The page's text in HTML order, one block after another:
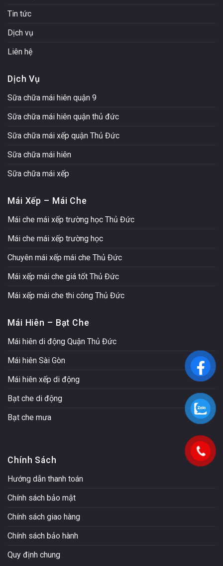
Tin tức
Dịch vụ
Liên hệ
Dịch Vụ
Sữa chữa mái hiên quận 9
Sữa chữa mái hiên quận thủ đức
Sữa chữa mái xếp quận Thủ Đức
Sữa chữa mái hiên
Sữa chữa mái xếp
Mái Xếp – Mái Che
Mái che mái xếp trường học Thủ Đức
Mái che mái xếp trường học
Chuyên mái xếp mái che Thủ Đức
Mái xếp mái che giá tốt Thủ Đức
Mái xếp mái che thi công Thủ Đức
Mái Hiên – Bạt Che
Mái hiên di động Quận Thủ Đức
Mái hiên Sài Gòn
Mái hiên xếp di động
Bạt che di động
Bạt che mưa
Chính Sách
Hướng dẫn thanh toán
Chính sách bảo mật
Chính sách giao hàng
Chính sách bảo hành
Quy định chung